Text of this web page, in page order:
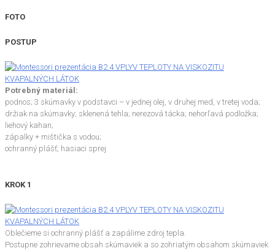
FOTO
POSTUP
Potrebný materiál:
podnos; 3 skúmavky v podstavci – v jednej olej, v druhej med, v tretej voda;
držiak na skúmavky; sklenená tehla; nerezová tácka; nehorľavá podložka;
liehový kahan;
zápalky + mištička s vodou;
ochranný plášť; hasiaci sprej
KROK 1
Oblečieme si ochranný plášť a zapálime zdroj tepla.
Postupne zohrievame obsah skúmaviek a so zohriatým obsahom skúmaviek